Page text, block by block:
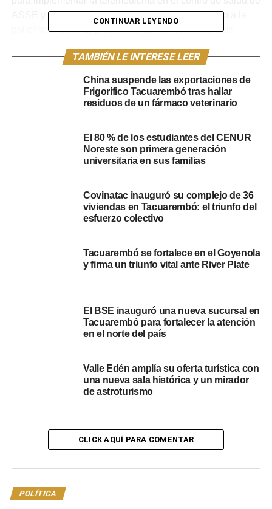
ASSE y se entregó una ambulancia cero kilómetro a la
policlínica local. El presidente de la República, Luis
especialmente en el ámbito de la salud, afirmando: “La
aproximadamente 1.500 usuarios. Lacalle Pou subrayó
que las obras se realizan gracias a la inversión de todos
es importante, pero cuando se trata de salud sabemos
que es mucho más importante”, aseveró.
CONTINUAR LEYENDO
TAMBIÉN LE INTERESE LEER
China suspende las exportaciones de
Frigorífico Tacuarembó tras hallar
residuos de un fármaco veterinario
El 80 % de los estudiantes del CENUR
Noreste son primera generación
universitaria en sus familias
Covinatac inauguró su complejo de 36
viviendas en Tacuarembó: el triunfo del
esfuerzo colectivo
Tacuarembó se fortalece en el Goyenola
y firma un triunfo vital ante River Plate
El BSE inauguró una nueva sucursal en
Tacuarembó para fortalecer la atención
en el norte del país
Valle Edén amplía su oferta turística con
una nueva sala histórica y un mirador
de astroturismo
CLICK AQUÍ PARA COMENTAR
POLÍTICA